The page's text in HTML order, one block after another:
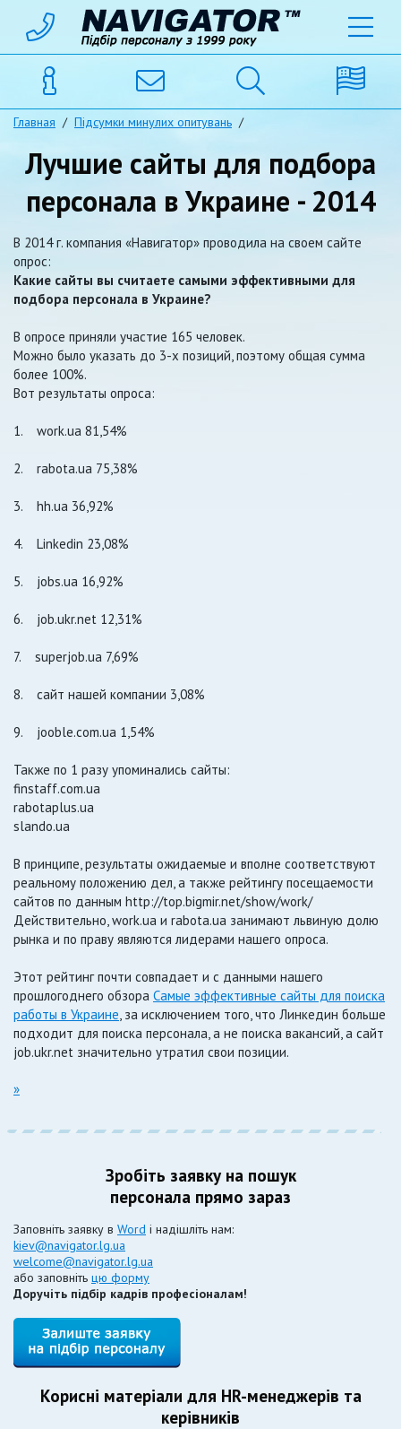
Главная / Підсумки минулих опитувань /
Лучшие сайты для подбора
персонала в Украине - 2014
В 2014 г. компания «Навигатор» проводила на своем сайте
опрос:
Какие сайты вы считаете самыми эффективными для
подбора персонала в Украине?
В опросе приняли участие 165 человек.
Можно было указать до 3-х позиций, поэтому общая сумма
более 100%.
Вот результаты опроса:
1. work.ua 81,54%
2. rabota.ua 75,38%
3. hh.ua 36,92%
4. Linkedin 23,08%
5. jobs.ua 16,92%
6. job.ukr.net 12,31%
7. superjob.ua 7,69%
8. сайт нашей компании 3,08%
9. jooble.com.ua 1,54%
Также по 1 разу упоминались сайты:
finstaff.com.ua
rabotaplus.ua
slando.ua
В принципе, результаты ожидаемые и вполне соответствуют
реальному положению дел, а также рейтингу посещаемости
сайтов по данным http://top.bigmir.net/show/work/
Действительно, work.ua и rabota.ua занимают львиную долю
рынка и по праву являются лидерами нашего опроса.
Этот рейтинг почти совпадает и с данными нашего
прошлогоднего обзора Самые эффективные сайты для поиска
работы в Украине, за исключением того, что Линкедин больше
подходит для поиска персонала, а не поиска вакансий, а сайт
job.ukr.net значительно утратил свои позиции.
»
Зробіть заявку на пошук
персонала прямо зараз
Заповніть заявку в Word і надішліть нам:
kiev@navigator.lg.ua
welcome@navigator.lg.ua
або заповніть цю форму
Доручіть підбір кадрів професіоналам!
Корисні матеріали для HR-менеджерів та
керівників